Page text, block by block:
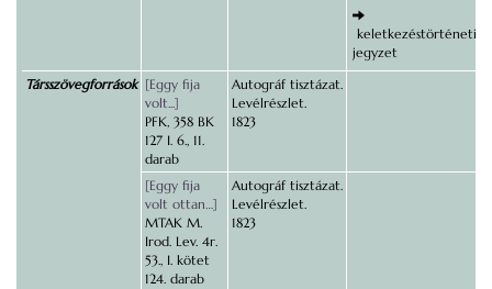
keletkezéstörténeti
jegyzet
Társszövegforrások [Eggy fija
volt...]
PFK, 358 BK
127 I. 6., 11.
darab
Autográf tisztázat.
Levélrészlet.
1823
[Eggy fija
volt ottan…]
MTAK M.
Irod. Lev. 4r.
53., I. kötet
124. darab
Autográf tisztázat.
Levélrészlet.
1823